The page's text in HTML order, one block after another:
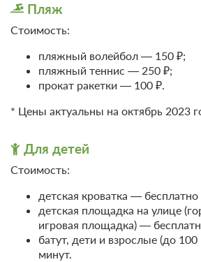
Пляж
Стоимость:
пляжный волейбол — 150 ₽;
пляжный теннис — 250 ₽;
прокат ракетки — 100 ₽.
* Цены актуальны на октябрь 2023
Для детей
Стоимость:
детская кроватка — бесплатно
детская площадка на улице
игровая площадка) —
батут, дети и взрослые (до
минут.